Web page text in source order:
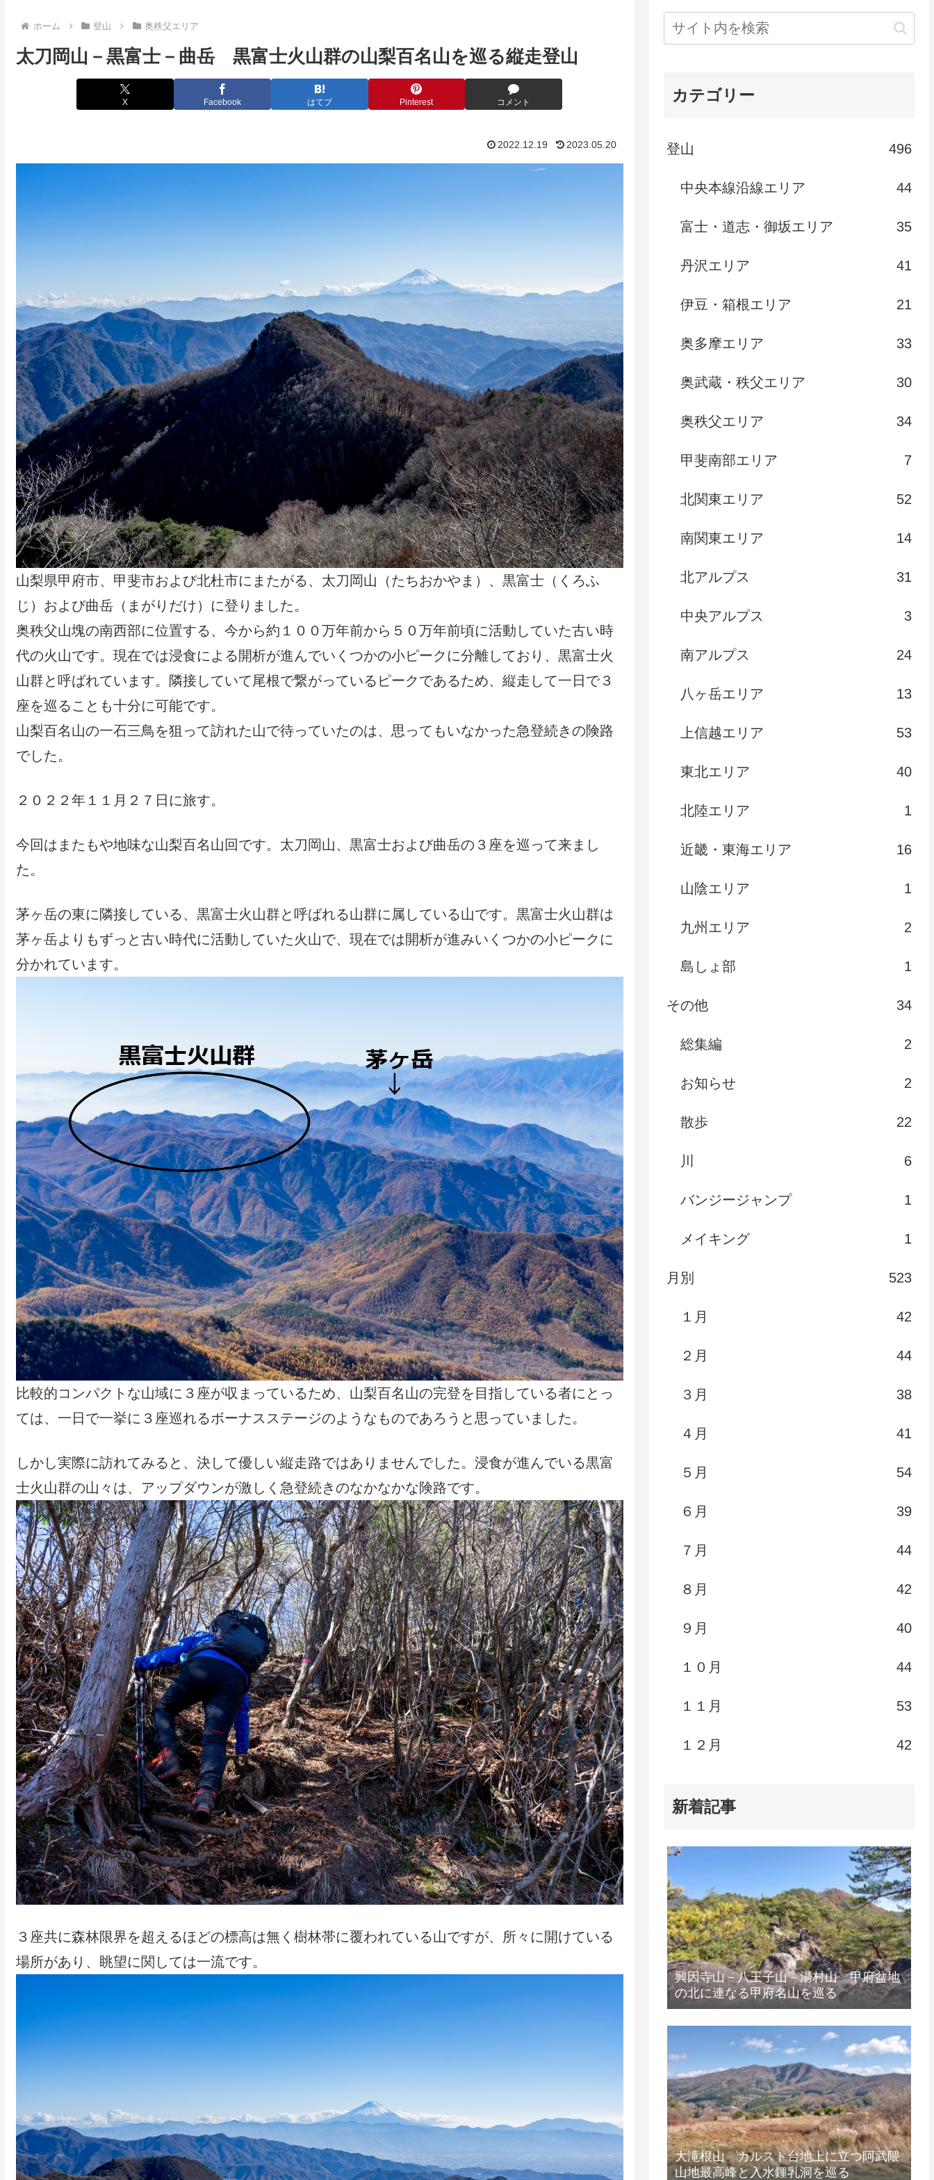
ホーム 登山 奥秩父エリア
太刀岡山－黒富士－曲岳 黒富士火山群の山梨百名山を巡る縦走登山
X Facebook はてブ Pinterest コメント
2022.12.19 2023.05.20
山梨県甲府市、甲斐市および北杜市にまたがる、太刀岡山（たちおかやま）、黒富士（くろふ
じ）および曲岳（まがりだけ）に登りました。
奥秩父山塊の南西部に位置する、今から約１００万年前から５０万年前頃に活動していた古い時
代の火山です。現在では浸食による開析が進んでいくつかの小ピークに分離しており、黒富士火
山群と呼ばれています。隣接していて尾根で繋がっているピークであるため、縦走して一日で３
座を巡ることも十分に可能です。
山梨百名山の一石三鳥を狙って訪れた山で待っていたのは、思ってもいなかった急登続きの険路
でした。
２０２２年１１月２７日に旅す。
今回はまたもや地味な山梨百名山回です。太刀岡山、黒富士および曲岳の３座を巡って来まし
た。
茅ヶ岳の東に隣接している、黒富士火山群と呼ばれる山群に属している山です。黒富士火山群は
茅ヶ岳よりもずっと古い時代に活動していた火山で、現在では開析が進みいくつかの小ピークに
分かれています。
比較的コンパクトな山域に３座が収まっているため、山梨百名山の完登を目指している者にとっ
ては、一日で一挙に３座巡れるボーナスステージのようなものであろうと思っていました。
しかし実際に訪れてみると、決して優しい縦走路ではありませんでした。浸食が進んでいる黒富
士火山群の山々は、アップダウンが激しく急登続きのなかなかな険路です。
３座共に森林限界を超えるほどの標高は無く樹林帯に覆われている山ですが、所々に開けている
場所があり、眺望に関しては一流です。
カテゴリー
登山 496
中央本線沿線エリア 44
富士・道志・御坂エリア 35
丹沢エリア 41
伊豆・箱根エリア 21
奥多摩エリア 33
奥武蔵・秩父エリア 30
奥秩父エリア 34
甲斐南部エリア 7
北関東エリア 52
南関東エリア 14
北アルプス 31
中央アルプス 3
南アルプス 24
八ヶ岳エリア 13
上信越エリア 53
東北エリア 40
北陸エリア 1
近畿・東海エリア 16
山陰エリア 1
九州エリア 2
島しょ部 1
その他 34
総集編 2
お知らせ 2
散歩 22
川 6
バンジージャンプ 1
メイキング 1
月別 523
１月 42
２月 44
３月 38
４月 41
５月 54
６月 39
７月 44
８月 42
９月 40
１０月 44
１１月 53
１２月 42
新着記事
興因寺山－八王子山－湯村山 甲府盆地
の北に連なる甲府名山を巡る
大滝根山 カルスト台地上に立つ阿武隈
山地最高峰と入水鍾乳洞を巡る